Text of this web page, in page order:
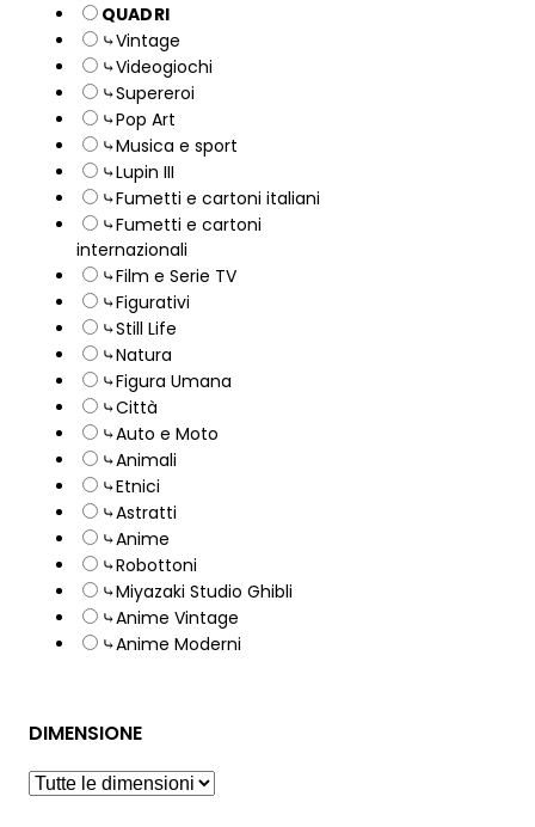
QUADRI
⤷Vintage
⤷Videogiochi
⤷Supereroi
⤷Pop Art
⤷Musica e sport
⤷Lupin III
⤷Fumetti e cartoni italiani
⤷Fumetti e cartoni
internazionali
⤷Film e Serie TV
⤷Figurativi
⤷Still Life
⤷Natura
⤷Figura Umana
⤷Città
⤷Auto e Moto
⤷Animali
⤷Etnici
⤷Astratti
⤷Anime
⤷Robottoni
⤷Miyazaki Studio Ghibli
⤷Anime Vintage
⤷Anime Moderni
DIMENSIONE